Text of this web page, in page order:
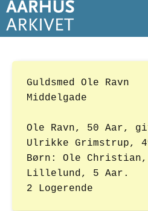
Guldsmed Ole Ravn
Middelgade
Ole Ravn, 50 Aar,
Ulrikke Grimstrup,
Børn: Ole Christian,
Lillelund, 5 Aar.
2 Logerende